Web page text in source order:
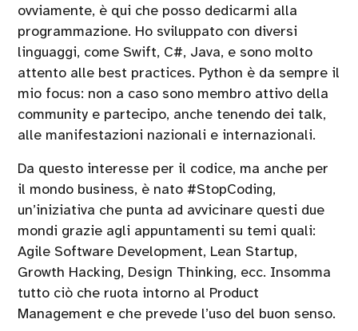
ovviamente, è qui che posso dedicarmi alla
programmazione. Ho sviluppato con diversi
linguaggi, come Swift, C#, Java, e sono molto
attento alle best practices. Python è da sempre il
mio focus: non a caso sono membro attivo della
community e partecipo, anche tenendo dei talk,
alle manifestazioni nazionali e internazionali.
Da questo interesse per il codice, ma anche per
il mondo business, è nato #StopCoding,
un’iniziativa che punta ad avvicinare questi due
mondi grazie agli appuntamenti su temi quali:
Agile Software Development, Lean Startup,
Growth Hacking, Design Thinking, ecc. Insomma
tutto ciò che ruota intorno al Product
Management e che prevede l’uso del buon senso.